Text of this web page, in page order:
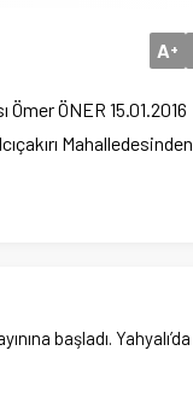
A+
Ömer ÖNER 15.01.2016
Mahalledesinden
başladı. Yahyalı’da